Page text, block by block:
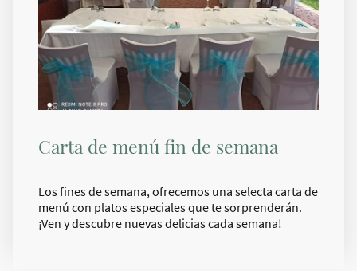
Carta de menú fin de semana
Los fines de semana, ofrecemos una selecta carta de
menú con platos especiales que te sorprenderán.
¡Ven y descubre nuevas delicias cada semana!